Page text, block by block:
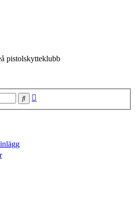
pistolskytteklubb
Sök